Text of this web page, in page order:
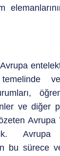
ve diğer
Avrupa
bu sürece